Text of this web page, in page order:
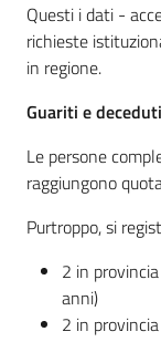
Questi i dati -
richieste
in regione.
Guariti e deceduti
Le persone
raggiungono
Purtroppo, si
2 in
anni)
2 in